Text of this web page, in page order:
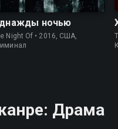
ночью
Night Of • 2016, США,
Драма